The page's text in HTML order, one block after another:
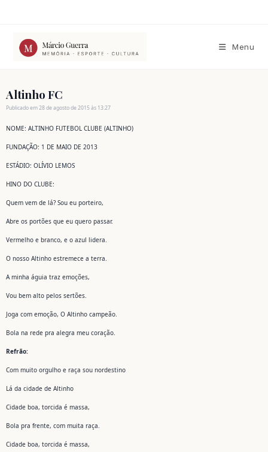
conteúdo
Menu
Altinho FC
Publicado em 28 de agosto de 2015 às 13:27
NOME: ALTINHO FUTEBOL CLUBE (ALTINHO)
FUNDAÇÃO: 1 DE MAIO DE 2013
ESTÁDIO: OLÍVIO LEMOS
HINO DO CLUBE:
Quem vem de lá? Sou eu porteiro,
Abre os portões que eu quero passar.
Vermelho e branco, e o azul lidera.
O nosso Altinho estremece a terra.
A minha águia traz emoções,
Vou bem alto pelos sertões.
Joga com emoção, O Altinho campeão.
Bola na rede pra alegra meu coração.
Refrão:
Com muito orgulho e raça sou nordestino
Lá da cidade de Altinho
Cidade boa, torcida é massa,
Bola pra frente, com muita raça.
Cidade boa, torcida é massa,